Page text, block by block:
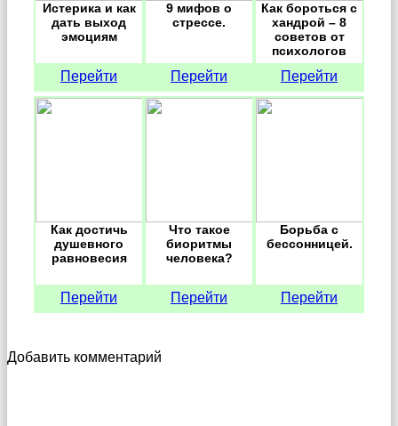
Истерика и как
дать выход
эмоциям
Перейти
9 мифов о
стрессе.
Перейти
Как бороться с
хандрой – 8
советов от
психологов
Перейти
Как достичь
душевного
равновесия
Перейти
Что такое
биоритмы
человека?
Перейти
Борьба с
бессонницей.
Перейти
Добавить комментарий